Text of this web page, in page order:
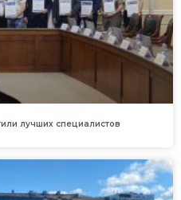
лучших специалистов